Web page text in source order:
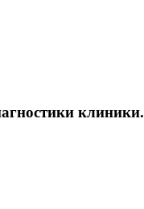
клиники.